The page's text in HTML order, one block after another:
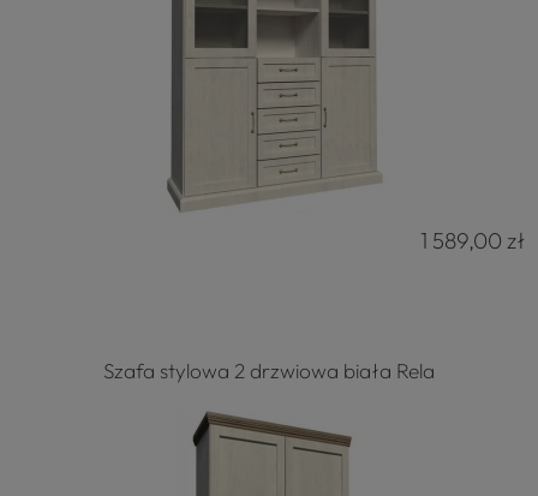
1 589,00 zł
Szafa stylowa 2 drzwiowa biała Rela